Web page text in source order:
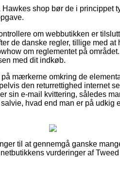
shop bør de i princippet
om webbutikken er
de danske regler, tillige med
om reglementet på
med dit indkøb.
mærkerne omkring de
den returrettighed internet
sin e-mail kvittering, således
hvad end man er på udkig
til at gennemgå ganske
vurderinger af